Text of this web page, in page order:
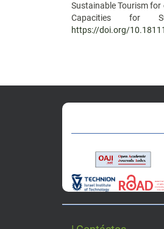
Sustainable Tourism for
Capacities for
https://doi.org/